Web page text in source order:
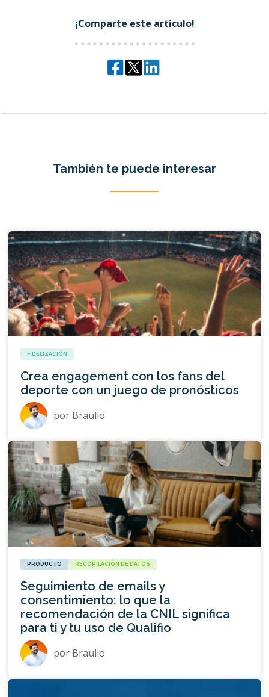
¡Comparte este artículo!
También te puede interesar
FIDELIZACIÓN
Crea engagement con los fans del
deporte con un juego de pronósticos
por Braulio
PRODUCTO RECOPILACIÓN DE DATOS
Seguimiento de emails y
consentimiento: lo que la
recomendación de la CNIL significa
para ti y tu uso de Qualifio
por Braulio